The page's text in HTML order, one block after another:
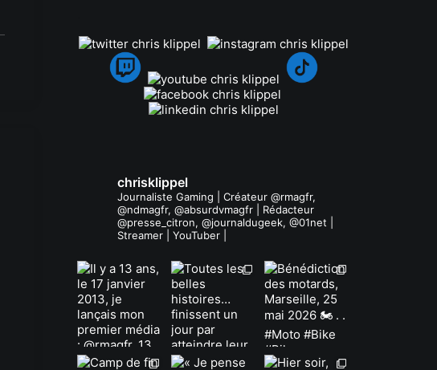
chrisklippel
Journaliste Gaming | Créateur @rmagfr,
@ndmagfr, @absurdvmagfr | Rédacteur
@presse_citron, @journaldugeek, @01net |
Streamer | YouTuber |